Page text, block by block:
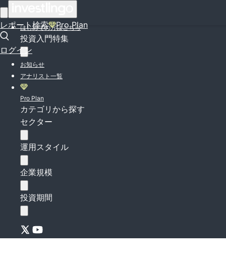
レポート検索 Pro Plan
ログイン
はじめての方はこちら
投資入門特集
お知らせ
アナリスト一覧
Pro Plan
カテゴリから探す
セクター
運用スタイル
企業規模
投資期間